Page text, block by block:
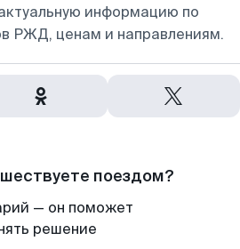
информацию по
РЖД, ценам и направлениям.
поездом?
— он поможет
решение